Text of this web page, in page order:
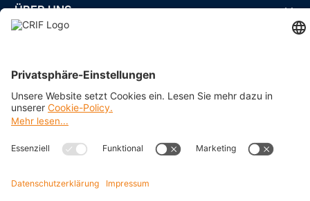
ÜBER UNS
Impressum
Datenschutz
Cookie Policy
AGB